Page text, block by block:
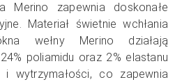
Merino zapewnia doskonałe
Materiał świetnie wchłania
wełny Merino działają
poliamidu oraz 2% elastanu
wytrzymałości, co zapewnia